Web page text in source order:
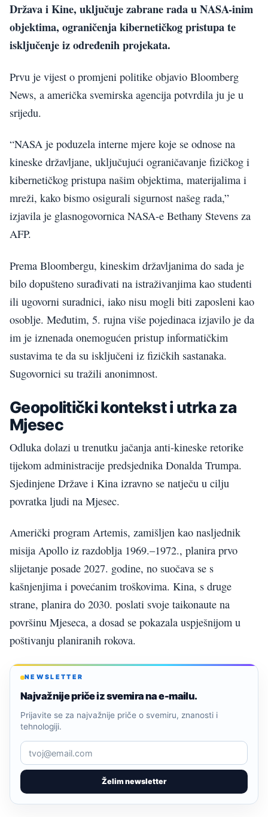
Država i Kine, uključuje zabrane rada u NASA-inim
objektima, ograničenja kibernetičkog pristupa te
isključenje iz određenih projekata.
Prvu je vijest o promjeni politike objavio Bloomberg
News, a američka svemirska agencija potvrdila ju je u
srijedu.
“NASA je poduzela interne mjere koje se odnose na
kineske državljane, uključujući ograničavanje fizičkog i
kibernetičkog pristupa našim objektima, materijalima i
mreži, kako bismo osigurali sigurnost našeg rada,”
izjavila je glasnogovornica NASA-e Bethany Stevens za
AFP.
Prema Bloombergu, kineskim državljanima do sada je
bilo dopušteno surađivati na istraživanjima kao studenti
ili ugovorni suradnici, iako nisu mogli biti zaposleni kao
osoblje. Međutim, 5. rujna više pojedinaca izjavilo je da
im je iznenada onemogućen pristup informatičkim
sustavima te da su isključeni iz fizičkih sastanaka.
Sugovornici su tražili anonimnost.
Geopolitički kontekst i utrka za
Mjesec
Odluka dolazi u trenutku jačanja anti-kineske retorike
tijekom administracije predsjednika Donalda Trumpa.
Sjedinjene Države i Kina izravno se natječu u cilju
povratka ljudi na Mjesec.
Američki program Artemis, zamišljen kao nasljednik
misija Apollo iz razdoblja 1969.–1972., planira prvo
slijetanje posade 2027. godine, no suočava se s
kašnjenjima i povećanim troškovima. Kina, s druge
strane, planira do 2030. poslati svoje taikonaute na
površinu Mjeseca, a dosad se pokazala uspješnijom u
poštivanju planiranih rokova.
NEWSLETTER
Najvažnije priče iz svemira na e-mailu.
Želim newsletter
Prijavite se za najvažnije priče o svemiru, znanosti i
tehnologiji.